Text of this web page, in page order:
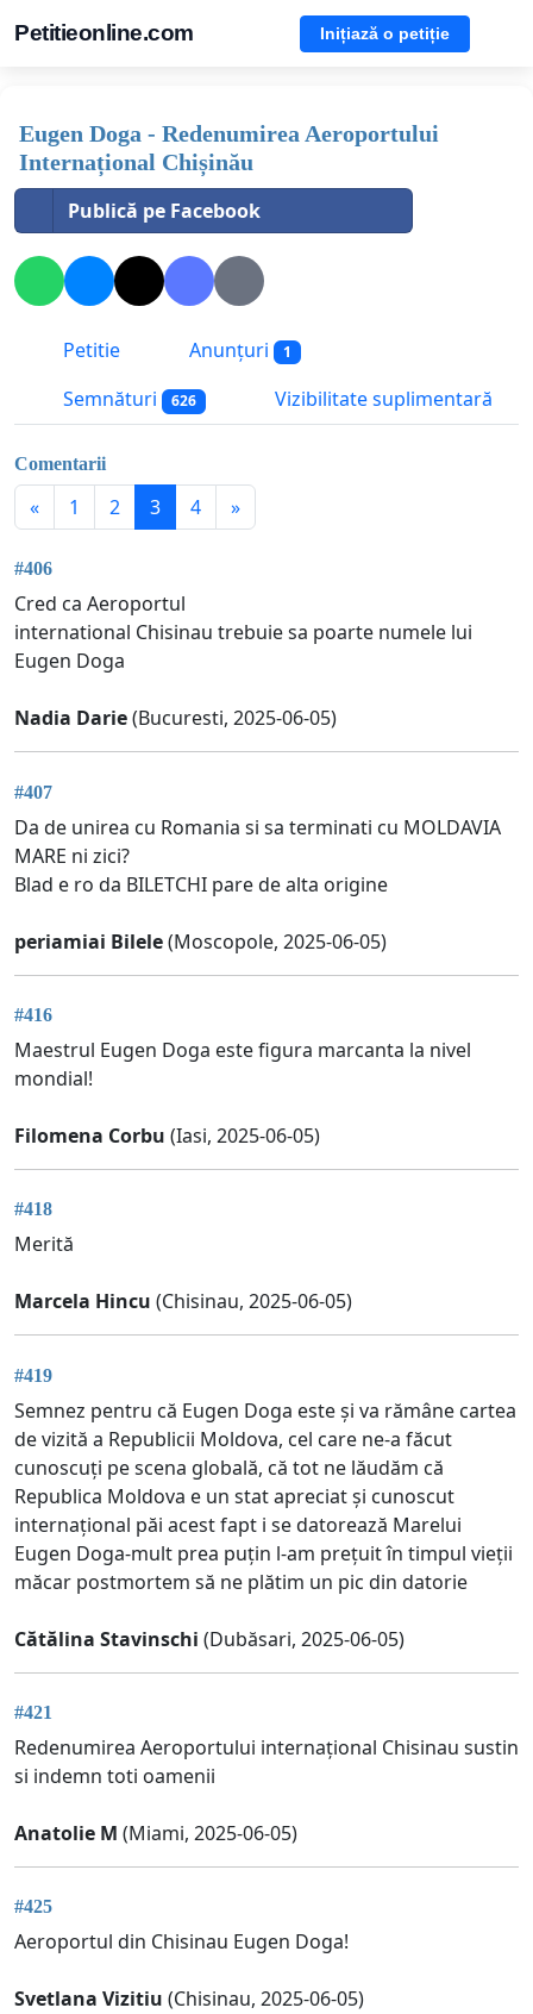
Petitieonline.com Inițiază o petiție
Eugen Doga - Redenumirea Aeroportului
Internațional Chișinău
Publică pe Facebook
Petitie Anunțuri 1
Semnături 626 Vizibilitate suplimentară
Comentarii
« 1 2 3 4 »
#406
Cred ca Aeroportul
international Chisinau trebuie sa poarte numele lui
Eugen Doga
Nadia Darie(Bucuresti, 2025-06-05)
#407
Da de unirea cu Romania si sa terminati cu MOLDAVIA
MARE ni zici?
Blad e ro da BILETCHI pare de alta origine
periamiai Bilele(Moscopole, 2025-06-05)
#416
Maestrul Eugen Doga este figura marcanta la nivel
mondial!
Filomena Corbu (Iasi, 2025-06-05)
#418
Merită
Marcela Hincu (Chisinau, 2025-06-05)
#419
Semnez pentru că Eugen Doga este și va rămâne cartea
de vizită a Republicii Moldova, cel care ne-a făcut
cunoscuți pe scena globală, că tot ne lăudăm că
Republica Moldova e un stat apreciat și cunoscut
internațional păi acest fapt i se datorează Marelui
Eugen Doga-mult prea puțin l-am prețuit în timpul vieții
măcar postmortem să ne plătim un pic din datorie
Cătălina Stavinschi (Dubăsari, 2025-06-05)
#421
Redenumirea Aeroportului internațional Chisinau sustin
si indemn toti oamenii
Anatolie M (Miami, 2025-06-05)
#425
Aeroportul din Chisinau Eugen Doga!
Svetlana Vizitiu (Chisinau, 2025-06-05)